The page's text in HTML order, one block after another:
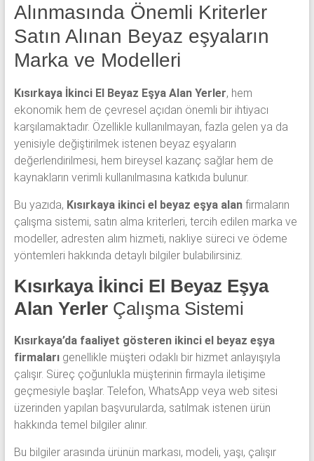
Alınmasında Önemli Kriterler
Satın Alınan Beyaz eşyaların
Marka ve Modelleri
Kısırkaya İkinci El Beyaz Eşya Alan Yerler, hem
ekonomik hem de çevresel açıdan önemli bir ihtiyacı
karşılamaktadır. Özellikle kullanılmayan, fazla gelen ya da
yenisiyle değiştirilmek istenen beyaz eşyaların
değerlendirilmesi, hem bireysel kazanç sağlar hem de
kaynakların verimli kullanılmasına katkıda bulunur.
Bu yazıda, Kısırkaya ikinci el beyaz eşya alanfirmaların
çalışma sistemi, satın alma kriterleri, tercih edilen marka ve
modeller, adresten alım hizmeti, nakliye süreci ve ödeme
yöntemleri hakkında detaylı bilgiler bulabilirsiniz.
Kısırkaya İkinci El Beyaz Eşya
Alan YerlerÇalışma Sistemi
Kısırkaya’da faaliyet gösteren ikinci el beyaz eşya
firmalarıgenellikle müşteri odaklı bir hizmet anlayışıyla
çalışır. Süreç çoğunlukla müşterinin firmayla iletişime
geçmesiyle başlar. Telefon, WhatsApp veya web sitesi
üzerinden yapılan başvurularda, satılmak istenen ürün
hakkında temel bilgiler alınır.
Bu bilgiler arasında ürünün markası, modeli, yaşı, çalışır